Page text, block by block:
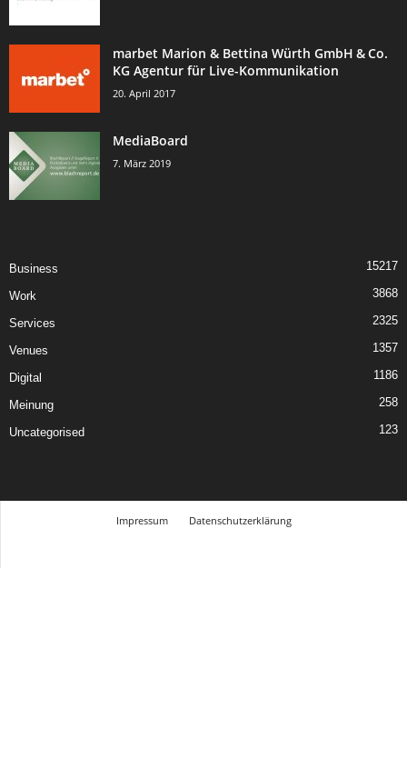
marbet Marion & Bettina Würth GmbH & Co.
KG Agentur für Live-Kommunikation
20. April 2017
MediaBoard
7. März 2019
Business 15217
Work 3868
Services 2325
Venues 1357
Digital 1186
Meinung 258
Uncategorised 123
Impressum
Datenschutzerklärung